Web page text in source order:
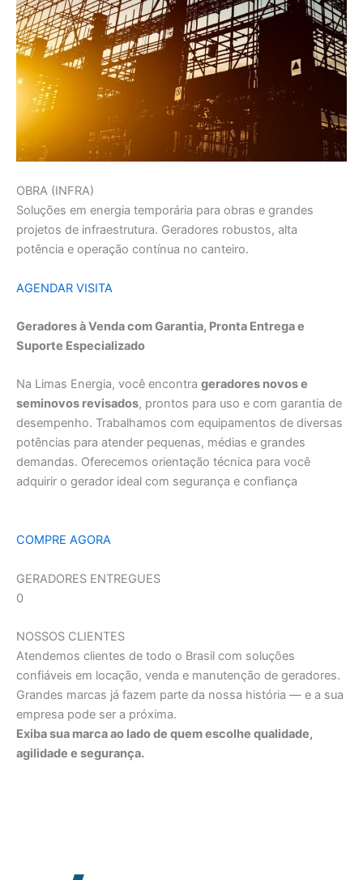
OBRA (INFRA)
Soluções em energia temporária para obras e grandes
projetos de infraestrutura. Geradores robustos, alta
potência e operação contínua no canteiro.
AGENDAR VISITA
Geradores à Venda com Garantia, Pronta Entrega e
Suporte Especializado
Na Limas Energia, você encontra geradores novos e
seminovos revisados, prontos para uso e com garantia de
desempenho. Trabalhamos com equipamentos de diversas
potências para atender pequenas, médias e grandes
demandas. Oferecemos orientação técnica para você
adquirir o gerador ideal com segurança e confiança
COMPRE AGORA
GERADORES ENTREGUES
0
NOSSOS CLIENTES
Atendemos clientes de todo o Brasil com soluções
confiáveis em locação, venda e manutenção de geradores.
Grandes marcas já fazem parte da nossa história — e a sua
empresa pode ser a próxima.
Exiba sua marca ao lado de quem escolhe qualidade,
agilidade e segurança.